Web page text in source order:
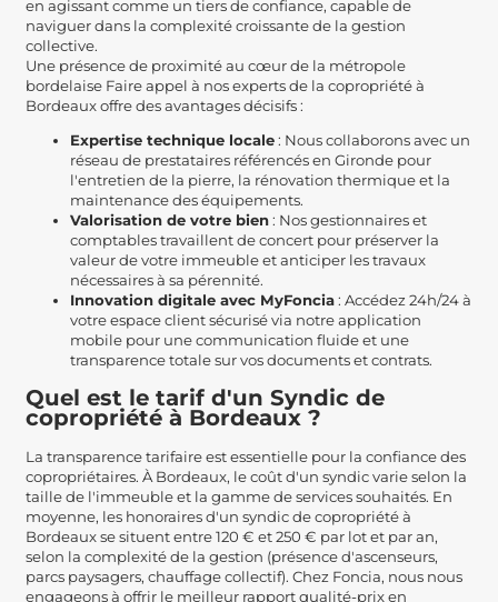
en agissant comme un tiers de confiance, capable de
naviguer dans la complexité croissante de la gestion
collective.
Une présence de proximité au cœur de la métropole
bordelaise Faire appel à nos experts de la copropriété à
Bordeaux offre des avantages décisifs :
Expertise technique locale: Nous collaborons avec un
réseau de prestataires référencés en Gironde pour
l'entretien de la pierre, la rénovation thermique et la
maintenance des équipements.
Valorisation de votre bien: Nos gestionnaires et
comptables travaillent de concert pour préserver la
valeur de votre immeuble et anticiper les travaux
nécessaires à sa pérennité.
Innovation digitale avec MyFoncia: Accédez 24h/24 à
votre espace client sécurisé via notre application
mobile pour une communication fluide et une
transparence totale sur vos documents et contrats.
Quel est le tarif d'un Syndic de
copropriété à Bordeaux ?
La transparence tarifaire est essentielle pour la confiance des
copropriétaires. À Bordeaux, le coût d'un syndic varie selon la
taille de l'immeuble et la gamme de services souhaités. En
moyenne, les honoraires d'un syndic de copropriété à
Bordeaux se situent entre 120 € et 250 € par lot et par an,
selon la complexité de la gestion (présence d'ascenseurs,
parcs paysagers, chauffage collectif). Chez Foncia, nous nous
engageons à offrir le meilleur rapport qualité-prix en